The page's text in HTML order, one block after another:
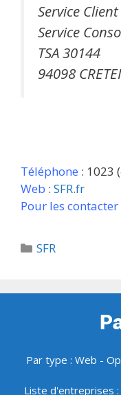
Service
Service
TSA 30144
94098
Téléphone : 1023
Web : SFR.fr
Pour les contacter
Catégories
SFR
Par type : Web -
Liste d'entreprises :